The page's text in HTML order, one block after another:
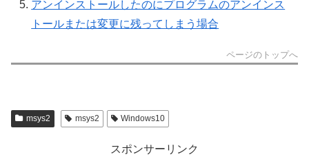
アンインストールしたのにプログラムのアンインス
トールまたは変更に残ってしまう場合
ページのトップへ
msys2 msys2 Windows10
スポンサーリンク